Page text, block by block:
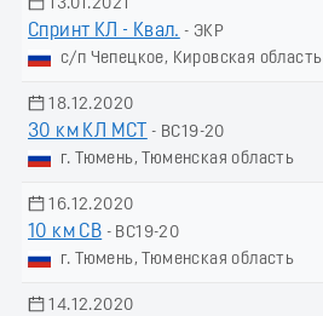
13.01.2021
Спринт КЛ - Квал. - ЭКР
с/п Чепецкое, Кировская область
18.12.2020
30 км КЛ МСТ
- ВС19-20
г. Тюмень, Тюменская область
16.12.2020
10 км СВ - ВС19-20
г. Тюмень, Тюменская область
14.12.2020